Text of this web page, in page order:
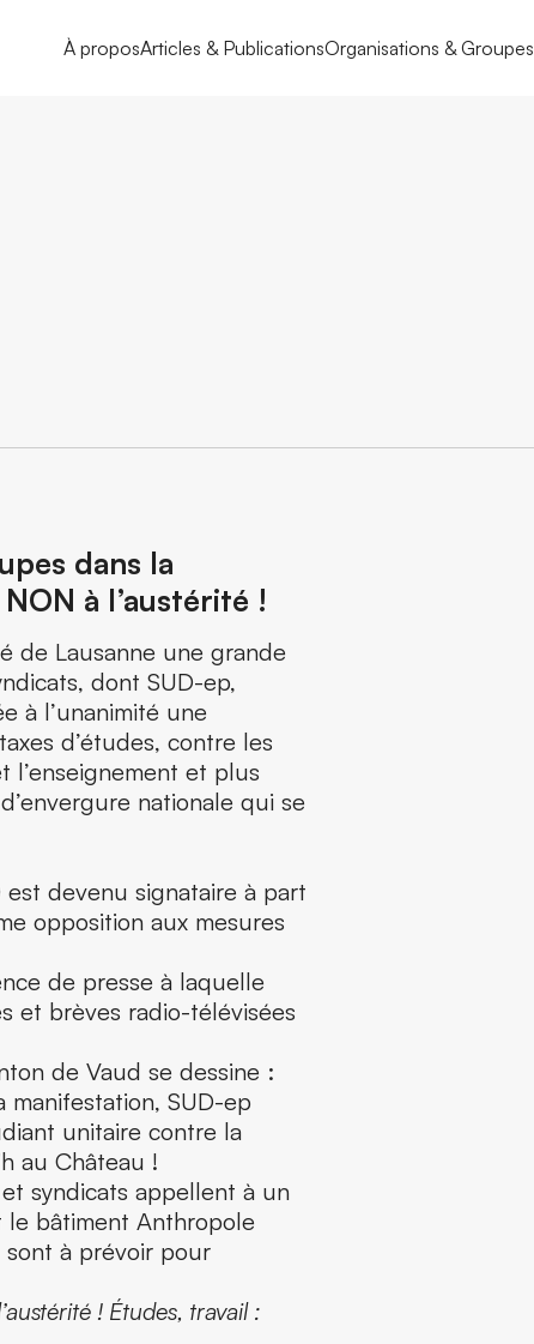
À proposArticles & PublicationsOrganisations & Groupes
dans la
à l’austérité !
de Lausanne une grande
dont SUD-ep,
à l’unanimité une
d’études, contre les
l’enseignement et plus
nationale qui se
est devenu signataire à part
opposition aux mesures
de presse à laquelle
et brèves radio-télévisées
de Vaud se dessine :
manifestation, SUD-ep
unitaire contre la
au Château !
syndicats appellent à un
le bâtiment Anthropole
sont à prévoir pour
! Études, travail :